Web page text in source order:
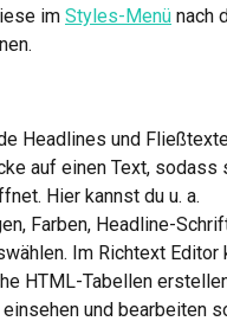
im Styles-Menü nach
Headlines und
auf einen Text, sodass
Hier kannst du u. a.
Farben, Headline-
Im Richtext Editor
HTML-Tabellen
und bearbeiten